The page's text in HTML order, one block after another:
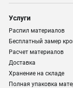
Услуги
Распил материалов
Бесплатный замер
Расчет материалов
Доставка
Хранение на складе
Полная упаковка